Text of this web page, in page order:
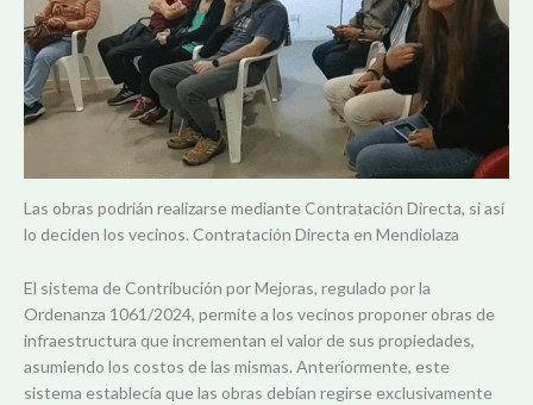
Las obras podrián realizarse mediante Contratación Directa, si así
lo deciden los vecinos. Contratación Directa en Mendiolaza
El sistema de Contribución por Mejoras, regulado por la
Ordenanza 1061/2024, permite a los vecinos proponer obras de
infraestructura que incrementan el valor de sus propiedades,
asumiendo los costos de las mismas. Anteriormente, este
sistema establecía que las obras debían regirse exclusivamente